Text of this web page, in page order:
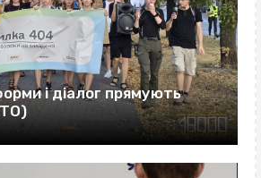
і діалог прямують